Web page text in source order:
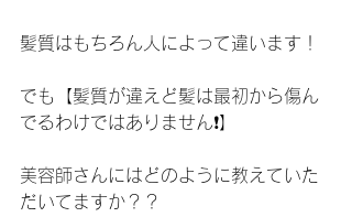
髪質はもちろん人によって違います！
でも【髪質が違えど髪は最初から傷ん
でるわけではありません❗️】
美容師さんにはどのように教えていた
だいてますか？？